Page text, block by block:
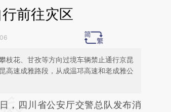
前往灾区
枝花、甘孜等方向过境车辆禁止通行京昆
高速成雅路段，从成温邛高速和老成雅公
结开头增加这段话：本文由第三方
四川省公安厅交警总队发布消